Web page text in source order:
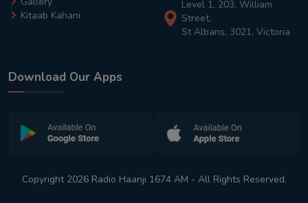
Kitaab Kahani
Level 1, 203, William
Street,
St Albans, 3021, Victoria
Download Our Apps
Copyright 2026 Radio Haanji 1674 AM - All Rights Reserved.